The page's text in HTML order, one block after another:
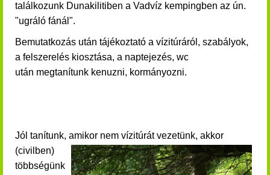
találkozunk Dunakilitiben a Vadvíz kempingben az ún.
"ugráló fánál".
Bemutatkozás után tájékoztató a vízitúráról, szabályok,
a felszerelés kiosztása, a naptejezés, wc
után megtanítunk kenuzni, kormányozni.
Jól tanítunk, amikor nem vízitúrát vezetünk, akkor
(civilben)
többségünk